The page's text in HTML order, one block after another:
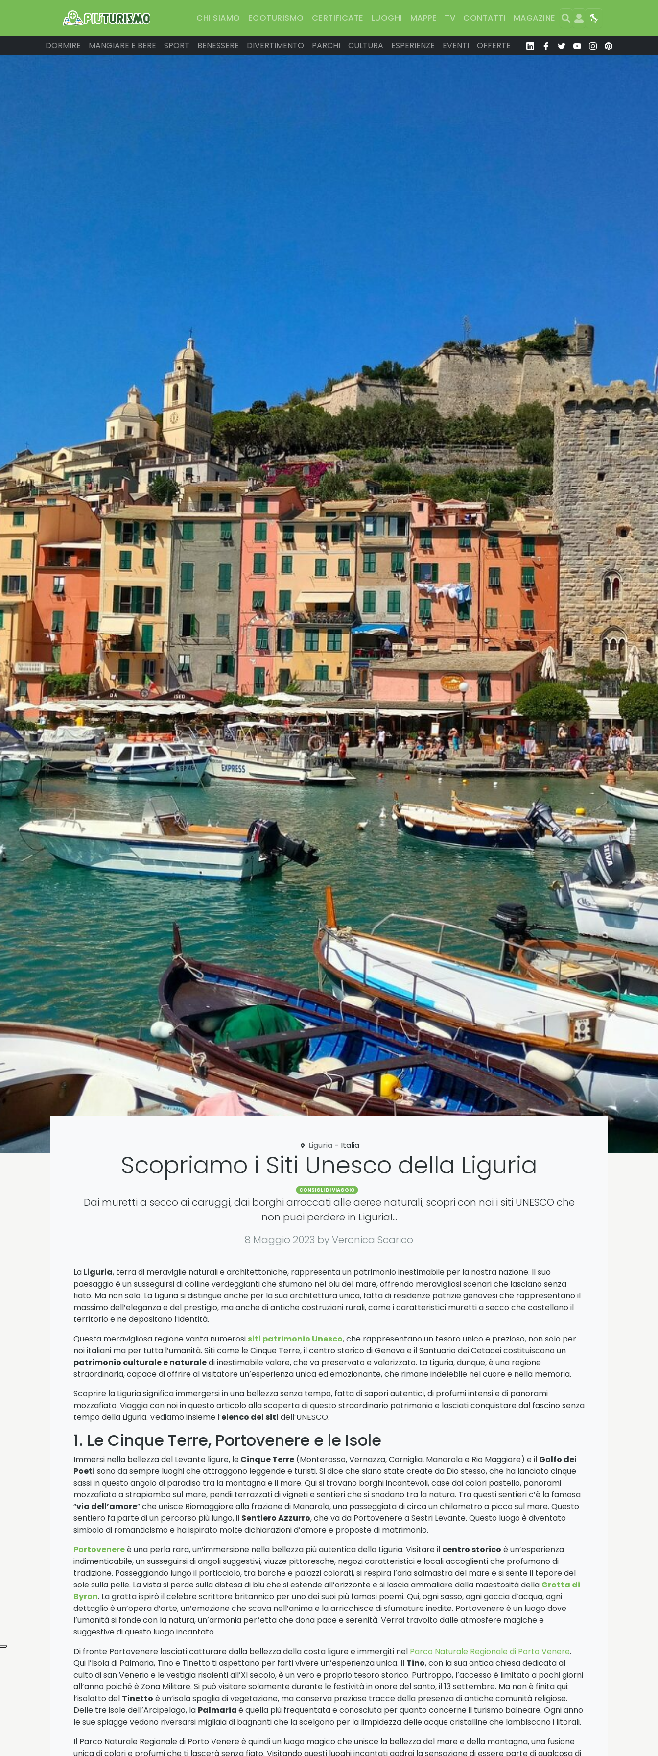
CHI SIAMO ECOTURISMO CERTIFICATE LUOGHI MAPPE TV CONTATTI MAGAZINE Search
User Map
DORMIRE MANGIARE E BERE SPORT BENESSERE DIVERTIMENTO PARCHI CULTURA ESPERIENZE EVENTI OFFERTE
Liguria - Italia
Scopriamo i Siti Unesco della Liguria
Categories
CONSIGLI DI VIAGGIO
Dai muretti a secco ai caruggi, dai borghi arroccati alle aeree naturali, scopri con noi i siti UNESCO che
non puoi perdere in Liguria!...
8 Maggio 2023 by Veronica Scarico
LaLiguria, terra di meraviglie naturali e architettoniche, rappresenta un patrimonio inestimabile per la nostra nazione. Il suo
paesaggio è un susseguirsi di colline verdeggianti che sfumano nel blu del mare, offrendo meravigliosi scenari che lasciano senza
fiato. Ma non solo. La Liguria si distingue anche per la sua architettura unica, fatta di residenze patrizie genovesi che rappresentano il
massimo dell’eleganza e del prestigio, ma anche di antiche costruzioni rurali, come i caratteristici muretti a secco che costellano il
territorio e ne depositano l’identità.
Questa meravigliosa regione vanta numerosi siti patrimonio Unesco, che rappresentano un tesoro unico e prezioso, non solo per
noi italiani ma per tutta l’umanità. Siti come le Cinque Terre, il centro storico di Genova e il Santuario dei Cetacei costituiscono un
patrimonio culturale e naturaledi inestimabile valore, che va preservato e valorizzato. La Liguria, dunque, è una regione
straordinaria, capace di offrire al visitatore un’esperienza unica ed emozionante, che rimane indelebile nel cuore e nella memoria.
Scoprire la Liguria significa immergersi in una bellezza senza tempo, fatta di sapori autentici, di profumi intensi e di panorami
mozzafiato. Viaggia con noi in questo articolo alla scoperta di questo straordinario patrimonio e lasciati conquistare dal fascino senza
tempo della Liguria. Vediamo insieme l’elenco dei siti dell’UNESCO.
1. Le Cinque Terre, Portovenere e le Isole
Immersi nella bellezza del Levante ligure, leCinque Terre (Monterosso, Vernazza, Corniglia, Manarola e Rio Maggiore) e il Golfo dei
Poeti sono da sempre luoghi che attraggono leggende e turisti. Si dice che siano state create da Dio stesso, che ha lanciato cinque
sassi in questo angolo di paradiso tra la montagna e il mare. Qui si trovano borghi incantevoli, case dai colori pastello, panorami
mozzafiato a strapiombo sul mare, pendii terrazzati di vigneti e sentieri che si snodano tra la natura. Tra questi sentieri c’è la famosa
“via dell’amore” che unisce Riomaggiore alla frazione di Manarola, una passeggiata di circa un chilometro a picco sul mare. Questo
sentiero fa parte di un percorso più lungo, il Sentiero Azzurro, che va da Portovenere a Sestri Levante. Questo luogo è diventato
simbolo di romanticismo e ha ispirato molte dichiarazioni d’amore e proposte di matrimonio.
Portovenereè una perla rara, un’immersione nella bellezza più autentica della Liguria. Visitare il centro storico è un’esperienza
indimenticabile, un susseguirsi di angoli suggestivi, viuzze pittoresche, negozi caratteristici e locali accoglienti che profumano di
tradizione. Passeggiando lungo il porticciolo, tra barche e palazzi colorati, si respira l’aria salmastra del mare e si sente il tepore del
sole sulla pelle. La vista si perde sulla distesa di blu che si estende all’orizzonte e si lascia ammaliare dalla maestosità della Grotta di
Byron. La grotta ispirò il celebre scrittore britannico per uno dei suoi più famosi poemi. Qui, ogni sasso, ogni goccia d’acqua, ogni
dettaglio è un’opera d’arte, un’emozione che scava nell’anima e la arricchisce di sfumature inedite. Portovenere è un luogo dove
l’umanità si fonde con la natura, un’armonia perfetta che dona pace e serenità. Verrai travolto dalle atmosfere magiche e
suggestive di questo luogo incantato.
Di fronte Portovenere lasciati catturare dalla bellezza della costa ligure e immergiti nel Parco Naturale Regionale di Porto Venere.
Qui l’Isola di Palmaria, Tino e Tinetto ti aspettano per farti vivere un’esperienza unica. Il Tino, con la sua antica chiesa dedicata al
culto di san Venerio e le vestigia risalenti all’XI secolo, è un vero e proprio tesoro storico. Purtroppo, l’accesso è limitato a pochi giorni
all’anno poiché è Zona Militare. Si può visitare solamente durante le festività in onore del santo, il 13 settembre. Ma non è finita qui:
l’isolotto del Tinetto è un’isola spoglia di vegetazione, ma conserva preziose tracce della presenza di antiche comunità religiose.
Delle tre isole dell’Arcipelago, la Palmariaè quella più frequentata e conosciuta per quanto concerne il turismo balneare. Ogni anno
le sue spiagge vedono riversarsi migliaia di bagnanti che la scelgono per la limpidezza delle acque cristalline che lambiscono i litorali.
Il Parco Naturale Regionale di Porto Venere è quindi un luogo magico che unisce la bellezza del mare e della montagna, una fusione
unica di colori e profumi che ti lascerà senza fiato. Visitando questi luoghi incantati godrai la sensazione di essere parte di qualcosa di